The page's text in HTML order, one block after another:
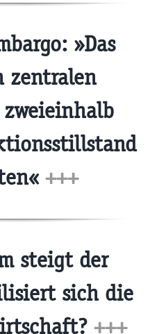
»Das
zentralen
+++
steigt der
sich die
+++